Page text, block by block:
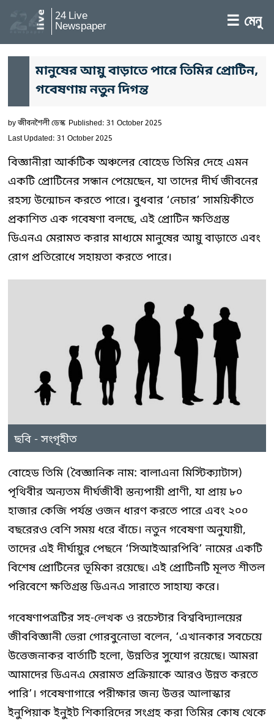
24 Live
Newspaper ☰ মেনু
মানুষের আয়ু বাড়াতে পারে তিমির প্রোটিন,
গবেষণায় নতুন দিগন্ত
byজীবনশৈলী ডেস্ক Published: 31 October 2025
Last Updated: 31 October 2025
বিজ্ঞানীরা আর্কটিক অঞ্চলের বোহেড তিমির দেহে এমন
একটি প্রোটিনের সন্ধান পেয়েছেন, যা তাদের দীর্ঘ জীবনের
রহস্য উন্মোচন করতে পারে। বুধবার ‘নেচার’ সাময়িকীতে
প্রকাশিত এক গবেষণা বলছে, এই প্রোটিন ক্ষতিগ্রস্ত
ডিএনএ মেরামত করার মাধ্যমে মানুষের আয়ু বাড়াতে এবং
রোগ প্রতিরোধে সহায়তা করতে পারে।
ছবি - সংগৃহীত
বোহেড তিমি (বৈজ্ঞানিক নাম: বালাএনা মিস্টিক্যাটাস)
পৃথিবীর অন্যতম দীর্ঘজীবী স্তন্যপায়ী প্রাণী, যা প্রায় ৮০
হাজার কেজি পর্যন্ত ওজন ধারণ করতে পারে এবং ২০০
বছরেরও বেশি সময় ধরে বাঁচে। নতুন গবেষণা অনুযায়ী,
তাদের এই দীর্ঘায়ুর পেছনে ‘সিআইআরপিবি’ নামের একটি
বিশেষ প্রোটিনের ভূমিকা রয়েছে। এই প্রোটিনটি মূলত শীতল
পরিবেশে ক্ষতিগ্রস্ত ডিএনএ সারাতে সাহায্য করে।
গবেষণাপত্রটির সহ-লেখক ও রচেস্টার বিশ্ববিদ্যালয়ের
জীববিজ্ঞানী ভেরা গোরবুনোভা বলেন, ‘এখানকার সবচেয়ে
উত্তেজনাকর বার্তাটি হলো, উন্নতির সুযোগ রয়েছে। আমরা
আমাদের ডিএনএ মেরামত প্রক্রিয়াকে আরও উন্নত করতে
পারি’। গবেষণাগারে পরীক্ষার জন্য উত্তর আলাস্কার
ইনুপিয়াক ইনুইট শিকারিদের সংগ্রহ করা তিমির কোষ থেকে